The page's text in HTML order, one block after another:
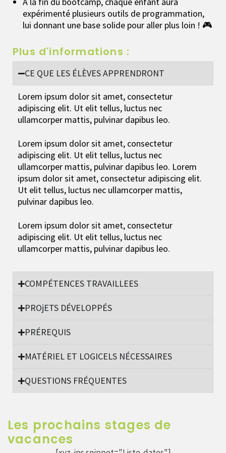
expérimenté plusieurs outils de programmation,
lui donnant une base solide pour aller plus loin ! 🎮
Plus d'informations :
CE QUE LES ÉLÈVES APPRENDRONT
Lorem ipsum dolor sit amet, consectetur
adipiscing elit. Ut elit tellus, luctus nec
ullamcorper mattis, pulvinar dapibus leo.
Lorem ipsum dolor sit amet, consectetur
adipiscing elit. Ut elit tellus, luctus nec
ullamcorper mattis, pulvinar dapibus leo. Lorem
ipsum dolor sit amet, consectetur adipiscing elit.
Ut elit tellus, luctus nec ullamcorper mattis,
pulvinar dapibus leo.
Lorem ipsum dolor sit amet, consectetur
adipiscing elit. Ut elit tellus, luctus nec
ullamcorper mattis, pulvinar dapibus leo.
COMPÉTENCES TRAVAILLEES
PROjETS DÉVELOPPÉS
PRÉREQUIS
MATÉRIEL ET LOGICELS NÉCESSAIRES
QUESTIONS FRÉQUENTES
Les prochains stages de
vacances